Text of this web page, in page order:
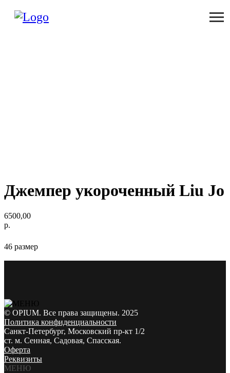
Джемпер укороченный Liu Jo
6500,00
р.
46 размер
© OPIUM. Все права защищены. 2025
Политика конфиденциальности
Санкт-Петербург, Московский пр-кт 1/2
ст. м. Сенная, Садовая, Спасская.
Оферта
Реквизиты
МЕНЮ